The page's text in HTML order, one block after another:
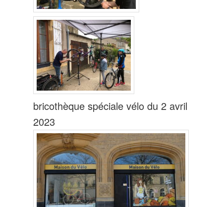
bricothèque spéciale vélo du 2 avril
2023